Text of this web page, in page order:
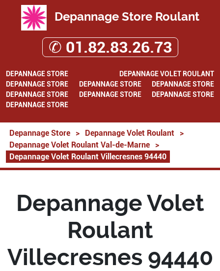
Depannage Store Roulant
✆ 01.82.83.26.73
DEPANNAGE STORE
DEPANNAGE VOLET ROULANT
DEPANNAGE STORE
DEPANNAGE STORE
DEPANNAGE STORE
DEPANNAGE STORE
DEPANNAGE STORE
DEPANNAGE STORE
DEPANNAGE STORE
Depannage Store > Depannage Volet Roulant
>
Depannage Volet Roulant Val-de-Marne
>
Depannage Volet Roulant Villecresnes 94440
Depannage Volet
Roulant
Villecresnes 94440